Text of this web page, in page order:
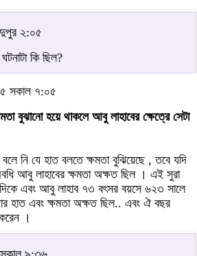
২:০৫
কি ছিল?
সকাল ৭:০৫
বুঝানো হয়ে থাকলে আবু লাহাবের ক্ষেত্রে সেটা
নি যে হাত বলতে ক্ষমতা বুঝিয়েছে , তবে যদি
আবু লাহাবের ক্ষমতা অক্ষত ছিল । এই সুরা
এবং আবু লাহাব ৭৩ বৎসর বয়সে ৬২৩ সালে
হাত এবং ক্ষমতা অক্ষত ছিল.. এবং ঐ বছর
।